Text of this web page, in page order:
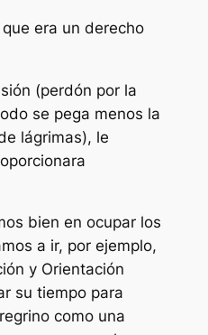
era un derecho
(perdón por la
se pega menos la
lágrimas), le
bien en ocupar los
a ir, por ejemplo,
y Orientación
su tiempo para
como una